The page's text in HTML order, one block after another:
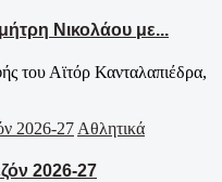
Νικολάου με...
του Αϊτόρ Κανταλαπιέδρα,
Αθλητικά
2026-27